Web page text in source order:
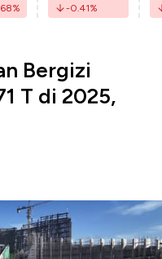
% -0.41%
Bergizi
T di 2025,